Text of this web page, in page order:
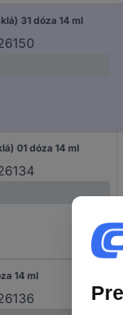
31 dóza 14 ml
01 dóza 14 ml
14 ml